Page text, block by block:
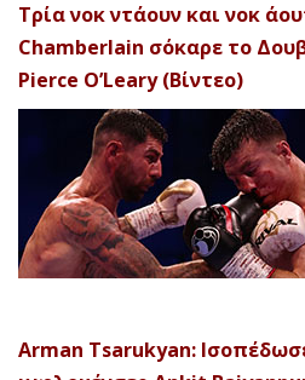
Τρία νοκ ντάουν και νοκ
Chamberlain σόκαρε το
Pierce O’Leary (Βίντεο)
Arman Tsarukyan: